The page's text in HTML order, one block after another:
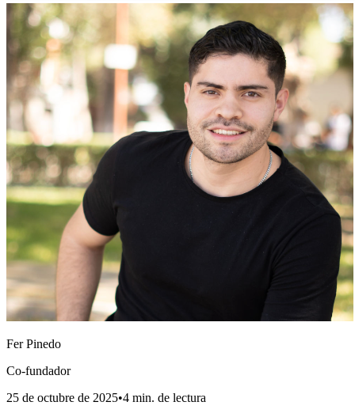
Fer Pinedo
Co-fundador
25 de octubre de 2025•4 min. de lectura